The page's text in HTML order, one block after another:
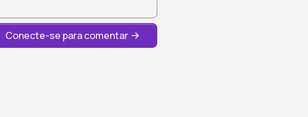
Conecte-se para comentar